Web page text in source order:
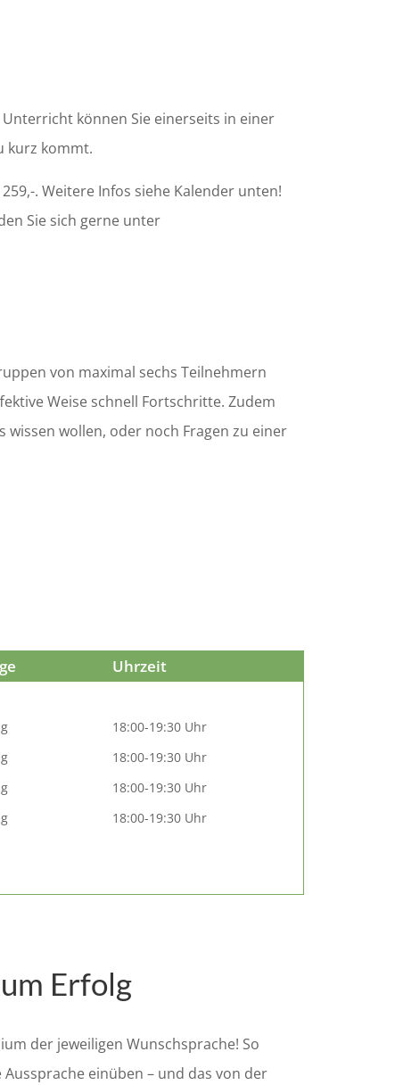
können Sie einerseits in einer
kurz kommt.
. Weitere Infos siehe Kalender unten!
Sie sich gerne unter
von maximal sechs Teilnehmern
Weise schnell Fortschritte. Zudem
wissen wollen, oder noch Fragen zu einer
Uhrzeit
18:00-19:30 Uhr
18:00-19:30 Uhr
18:00-19:30 Uhr
18:00-19:30 Uhr
Erfolg
der jeweiligen Wunschsprache! So
einüben – und das von der